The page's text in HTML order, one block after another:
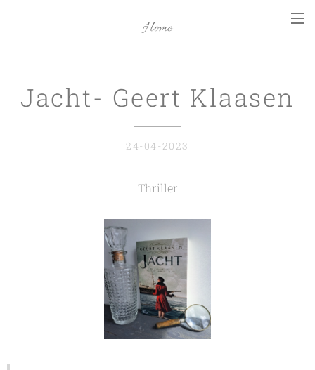
Home
Jacht- Geert Klaasen
24-04-2023
Thriller